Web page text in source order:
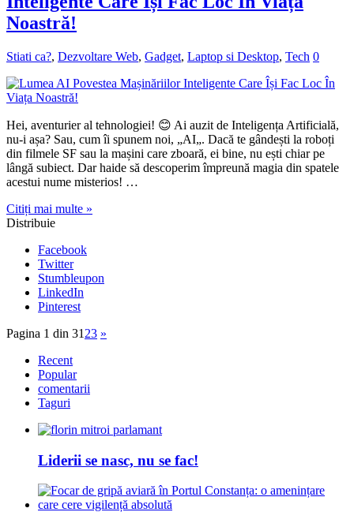
Noastră!
Stiati ca?, Dezvoltare Web, Gadget, Laptop si Desktop, Tech 0
Hei, aventurier al tehnologiei! 😊 Ai auzit de Inteligența Artificială,
nu-i așa? Sau, cum îi spunem noi, „AI„. Dacă te gândești la roboți
din filmele SF sau la mașini care zboară, ei bine, nu ești chiar pe
lângă subiect. Dar haide să descoperim împreună magia din spatele
acestui nume misterios! …
Citiți mai multe »
Distribuie
Facebook
Twitter
Stumbleupon
LinkedIn
Pinterest
Pagina 1 din 31 23 »
Recent
Popular
comentarii
Taguri
Liderii se nasc, nu se fac!